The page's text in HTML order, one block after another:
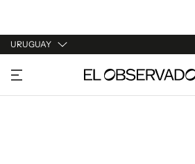
URUGUAY
URUGUAY
ARGENTINA